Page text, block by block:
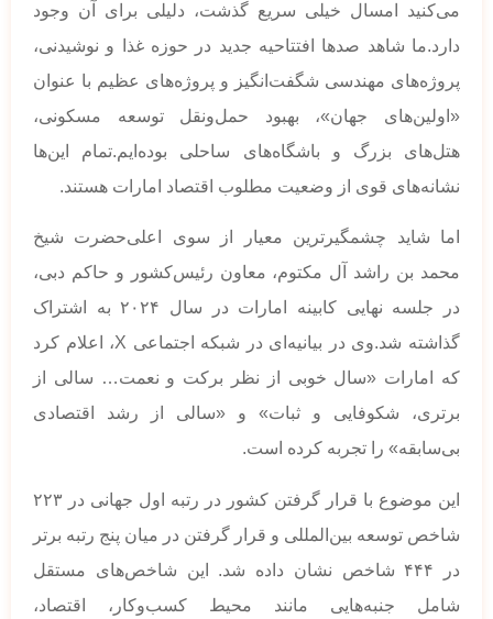
می‌کنید امسال خیلی سریع گذشت، دلیلی برای آن وجود
دارد.ما شاهد صدها افتتاحیه جدید در حوزه غذا و نوشیدنی،
پروژه‌های مهندسی شگفت‌انگیز و پروژه‌های عظیم با عنوان
«اولین‌های جهان»، بهبود حمل‌ونقل توسعه مسکونی،
هتل‌های بزرگ و باشگاه‌های ساحلی بوده‌ایم.تمام این‌ها
نشانه‌های قوی از وضعیت مطلوب اقتصاد امارات هستند.
اما شاید چشمگیرترین معیار از سوی اعلی‌حضرت شیخ
محمد بن راشد آل مکتوم، معاون رئیس‌کشور و حاکم دبی،
در جلسه نهایی کابینه امارات در سال ۲۰۲۴ به اشتراک
گذاشته شد.وی در بیانیه‌ای در شبکه اجتماعی X، اعلام کرد
که امارات «سال خوبی از نظر برکت و نعمت… سالی از
برتری، شکوفایی و ثبات» و «سالی از رشد اقتصادی
بی‌سابقه» را تجربه کرده است.
این موضوع با قرار گرفتن کشور در رتبه اول جهانی در ۲۲۳
شاخص توسعه بین‌المللی و قرار گرفتن در میان پنج رتبه برتر
در ۴۴۴ شاخص نشان داده شد. این شاخص‌های مستقل
شامل جنبه‌هایی مانند محیط کسب‌وکار، اقتصاد،